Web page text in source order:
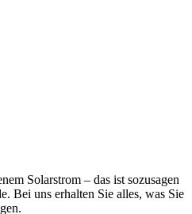
Solarstrom – das ist sozusagen
Bei uns erhalten Sie alles, was Sie